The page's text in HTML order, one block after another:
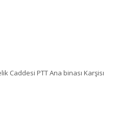
Caddesi PTT Ana binası Karşisı